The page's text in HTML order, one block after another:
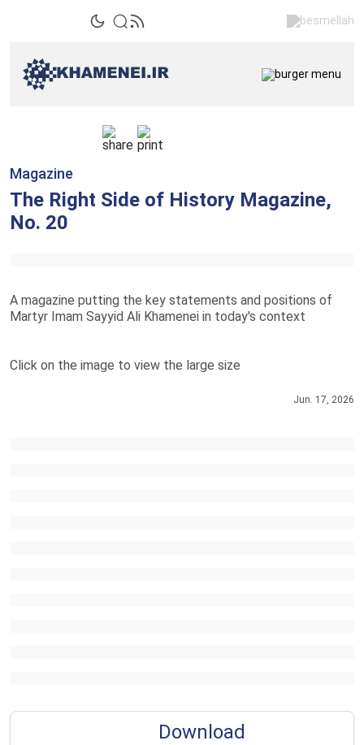
Magazine
The Right Side of History Magazine,
No. 20
A magazine putting the key statements and positions of
Martyr Imam Sayyid Ali Khamenei in today's context
Click on the image to view the large size
Jun. 17, 2026
Download